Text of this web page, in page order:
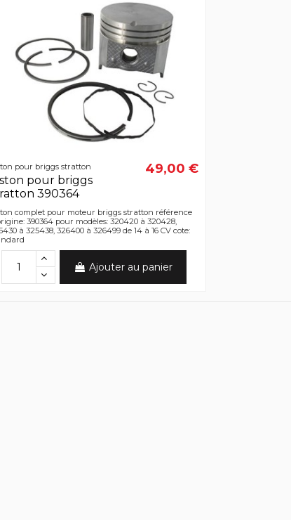
pour briggs stratton
pour briggs
390364
49,00 €
complet pour moteur briggs stratton référence
390364 pour modèles: 320420 à 320428,
à 325438, 326400 à 326499 de 14 à 16 CV cote:
Ajouter au panier